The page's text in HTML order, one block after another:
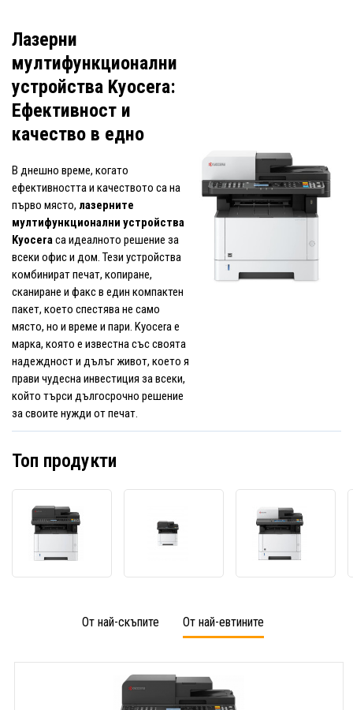
Лазерни
мултифункционални
устройства Kyocera:
Ефективност и
качество в едно
В днешно време, когато
ефективността и качеството са на
първо място, лазерните
мултифункционални устройства
Kyoceraса идеалното решение за
всеки офис и дом. Тези устройства
комбинират печат, копиране,
сканиране и факс в един компактен
пакет, което спестява не само
място, но и време и пари. Kyocera е
марка, която е известна със своята
надеждност и дълъг живот, което я
прави чудесна инвестиция за всеки,
който търси дългосрочно решение
за своите нужди от печат.
Топ продукти
лазерно
MA4000fx
110C1B3NL0
лазерно
От най-скъпите От най-евтините